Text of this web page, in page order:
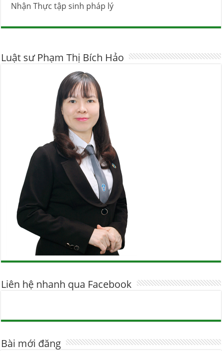
Nhận Thực tập sinh pháp lý
Luật sư Phạm Thị Bích Hảo
Liên hệ nhanh qua Facebook
Bài mới đăng